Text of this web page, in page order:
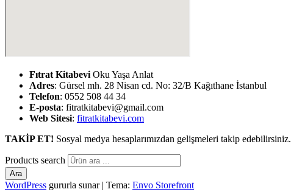
Fıtrat Kitabevi Oku Yaşa Anlat
Adres: Gürsel mh. 28 Nisan cd. No: 32/B Kağıthane İstanbul
Telefon: 0552 508 44 34
E-posta: fitratkitabevi@gmail.com
Web Sitesi: fitratkitabevi.com
TAKİP ET! Sosyal medya hesaplarımızdan gelişmeleri takip edebilirsiniz.
Products search
Ara
WordPress gururla sunar | Tema: Envo Storefront